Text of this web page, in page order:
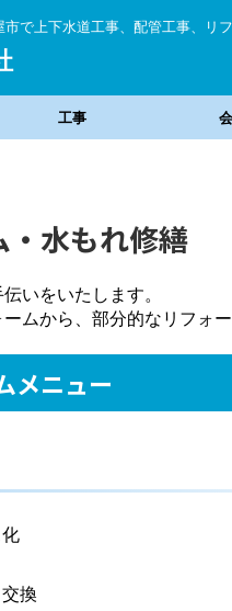
で上下水道工事、配管工事、リ
工事
・水もれ修繕
いをいたします。
ムから、部分的なリフォ
メニュー
換